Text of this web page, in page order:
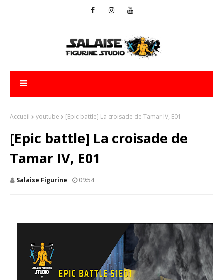
Accueil youtube [Epic battle] La croisade de Tamar IV, E01
[Epic battle] La croisade de
Tamar IV, E01
Salaise Figurine 09:54